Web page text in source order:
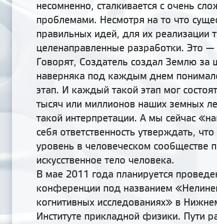
несомненно, сталкивается с очень
проблемами. Несмотря на то что
правильных идей, для их реализации
целенаправленные разработки. Это —
Говорят, Создатель создал Землю за
наверняка под каждым днем
этап. И каждый такой этап мог
тысяч или миллионов наших земных
такой интерпретации. А мы сейчас
себя ответственность утверждать,
уровень в человеческом сообществе
искусственное тело человека.
В мае 2011 года планируется
конференции под названием
когнитивных исследованиях» в
Институте прикладной физики. Пути